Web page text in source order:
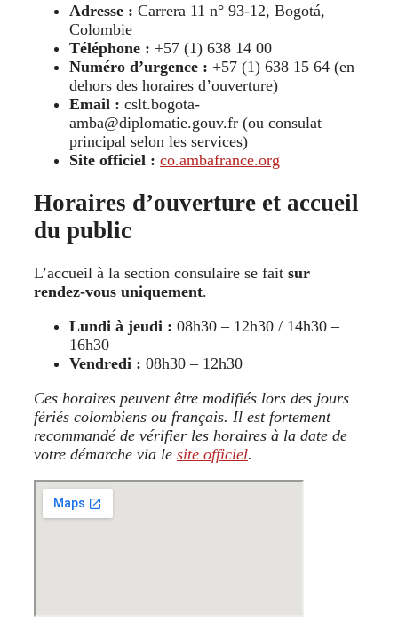
Adresse : Carrera 11 n° 93-12, Bogotá,
Colombie
Téléphone : +57 (1) 638 14 00
Numéro d’urgence : +57 (1) 638 15 64 (en
dehors des horaires d’ouverture)
Email : cslt.bogota-
amba@diplomatie.gouv.fr (ou consulat
principal selon les services)
Site officiel : co.ambafrance.org
Horaires d’ouverture et accueil
du public
L’accueil à la section consulaire se fait sur
rendez-vous uniquement.
Lundi à jeudi : 08h30 – 12h30 / 14h30 –
16h30
Vendredi : 08h30 – 12h30
Ces horaires peuvent être modifiés lors des jours
fériés colombiens ou français. Il est fortement
recommandé de vérifier les horaires à la date de
votre démarche via le site officiel.